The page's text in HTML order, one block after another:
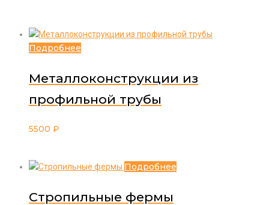
Подробнее
Металлоконструкции из
профильной трубы
5500 ₽
Подробнее
Стропильные фермы